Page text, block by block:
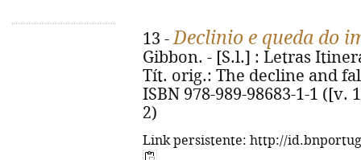
13 -Declinio e queda do
Gibbon. - [S.l.] : Letras
Tít. orig.: The decline and
ISBN 978-989-98683-1-1 ([v.
2)
Link persistente: http://